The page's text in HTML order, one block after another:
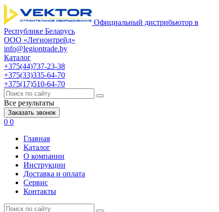
Официальный дистрибьютор в
Республике Беларусь
ООО «Легионтрейд»
info@legiontrade.by
Каталог
+375(44)737-23-38
+375(33)335-64-70
+375(17)510-64-70
Все результаты
Заказать звонок
0 0
Главная
Каталог
О компании
Инструкции
Доставка и оплата
Сервис
Контакты